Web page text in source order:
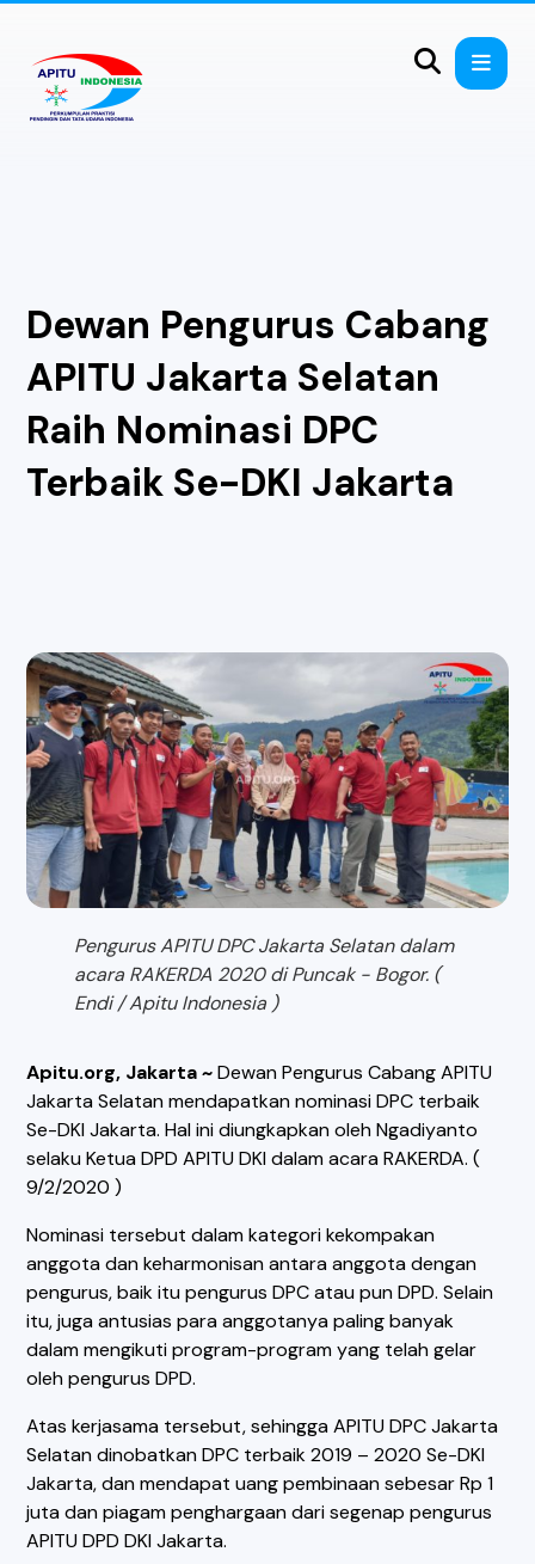
Dewan Pengurus Cabang
APITU Jakarta Selatan
Raih Nominasi DPC
Terbaik Se-DKI Jakarta
Pengurus APITU DPC Jakarta Selatan dalam
acara RAKERDA 2020 di Puncak - Bogor. (
Endi / Apitu Indonesia )
Apitu.org, Jakarta ~Dewan Pengurus Cabang APITU
Jakarta Selatan mendapatkan nominasi DPC terbaik
Se-DKI Jakarta. Hal ini diungkapkan oleh Ngadiyanto
selaku Ketua DPD APITU DKI dalam acara RAKERDA. (
9/2/2020 )
Nominasi tersebut dalam kategori kekompakan
anggota dan keharmonisan antara anggota dengan
pengurus, baik itu pengurus DPC atau pun DPD. Selain
itu, juga antusias para anggotanya paling banyak
dalam mengikuti program-program yang telah gelar
oleh pengurus DPD.
Atas kerjasama tersebut, sehingga APITU DPC Jakarta
Selatan dinobatkan DPC terbaik 2019 – 2020 Se-DKI
Jakarta, dan mendapat uang pembinaan sebesar Rp 1
juta dan piagam penghargaan dari segenap pengurus
APITU DPD DKI Jakarta.